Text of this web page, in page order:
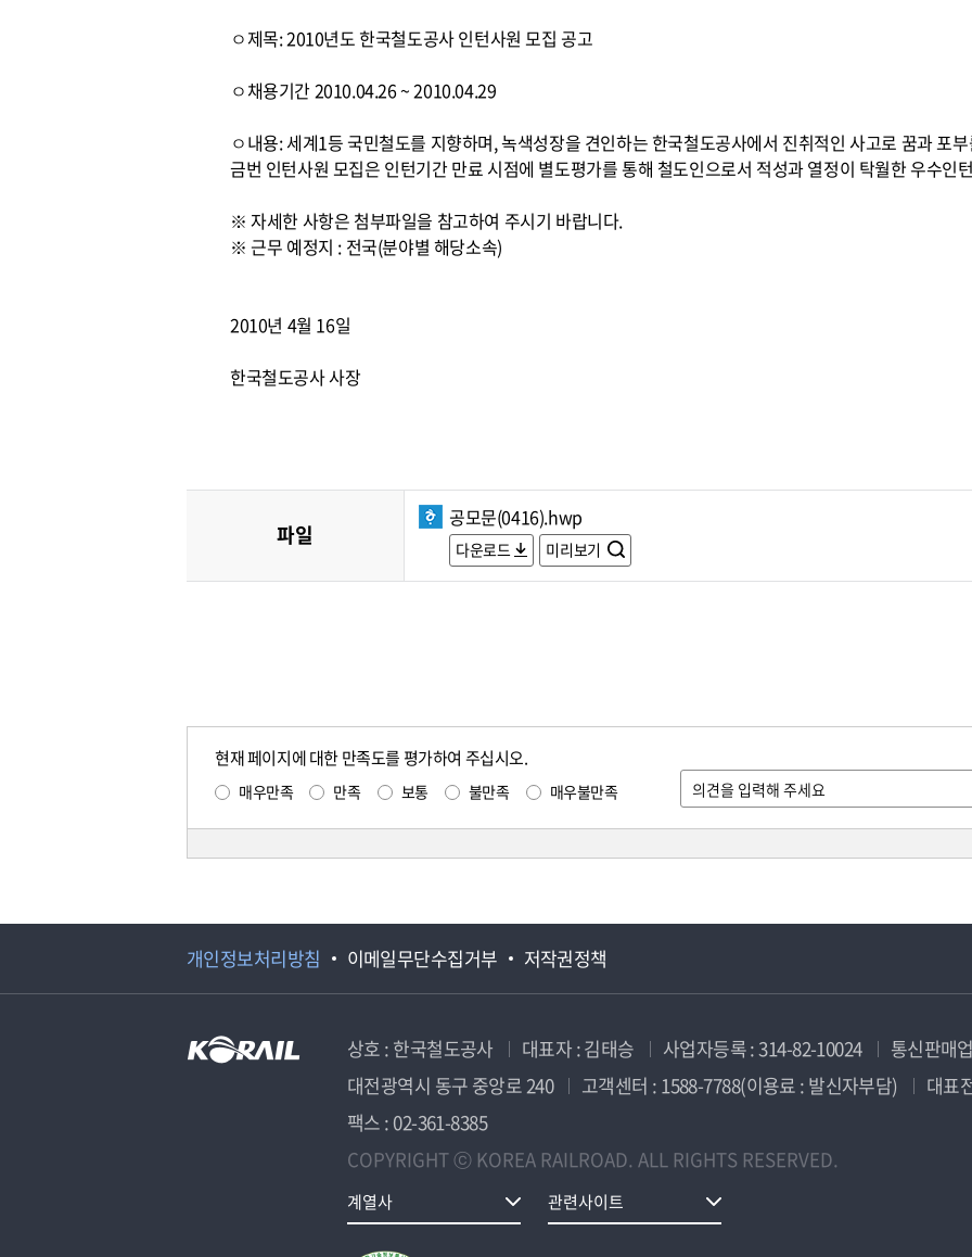
ㅇ제목: 2010년도 한국철도공사 인턴사원 모집 공고
ㅇ채용기간 2010.04.26 ~ 2010.04.29
ㅇ내용: 세계1등 국민철도를 지향하며, 녹색성장을 견인하는 한국철도공사에서 진취적인 사고로 꿈과 포
금번 인턴사원 모집은 인턴기간 만료 시점에 별도평가를 통해 철도인으로서 적성과 열정이 탁월한 우수인
※ 자세한 사항은 첨부파일을 참고하여 주시기 바랍니다.
※ 근무 예정지 : 전국(분야별 해당소속)
2010년 4월 16일
한국철도공사 사장
파일
공모문(0416).hwp
다운로드 미리보기
현재 페이지에 대한 만족도를 평가하여 주십시오.
매우만족 만족 보통 불만족 매우불만족
개인정보처리방침 이메일무단수집거부 저작권정책
상호 : 한국철도공사 대표자 : 김태승 사업자등록 : 314-82-10024
통신판매
대전광역시 동구 중앙로 240
고객센터 : 1588-7788(이용료 : 발신자부담)
대표
팩스 : 02-361-8385
COPYRIGHT ⓒ KOREA RAILROAD. ALL RIGHTS RESERVED.
계열사 관련사이트